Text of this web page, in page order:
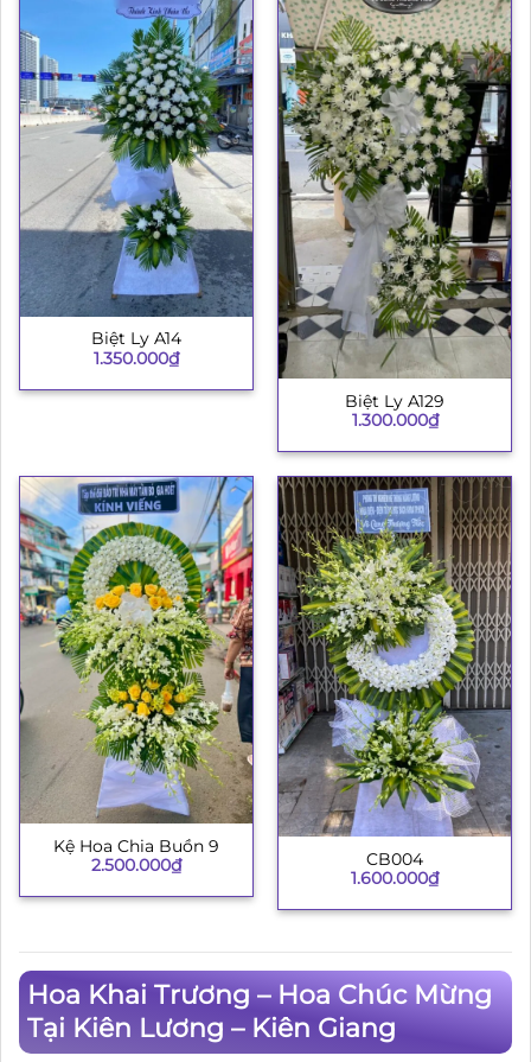
Biệt Ly A14
1.350.000₫
Biệt Ly A129
1.300.000₫
Kệ Hoa Chia Buồn 9
2.500.000₫
CB004
1.600.000₫
Hoa Khai Trương – Hoa Chúc Mừng
Tại Kiên Lương – Kiên Giang